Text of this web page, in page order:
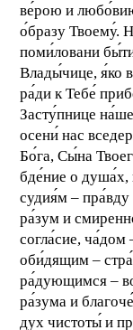
ве́рою и
о́бразу Твоему́.
поми́ловани
Влады́чице, я́ко
ра́ди к Тебе́
Засту́пнице
осени́ нас
Бо́га, Сы́на
бде́ние о душа́х,
судия́м – пра́вду
ра́зум и
согла́сие,
оби́дящим –
ра́дующимся –
ра́зума и
дух чистоты́ и